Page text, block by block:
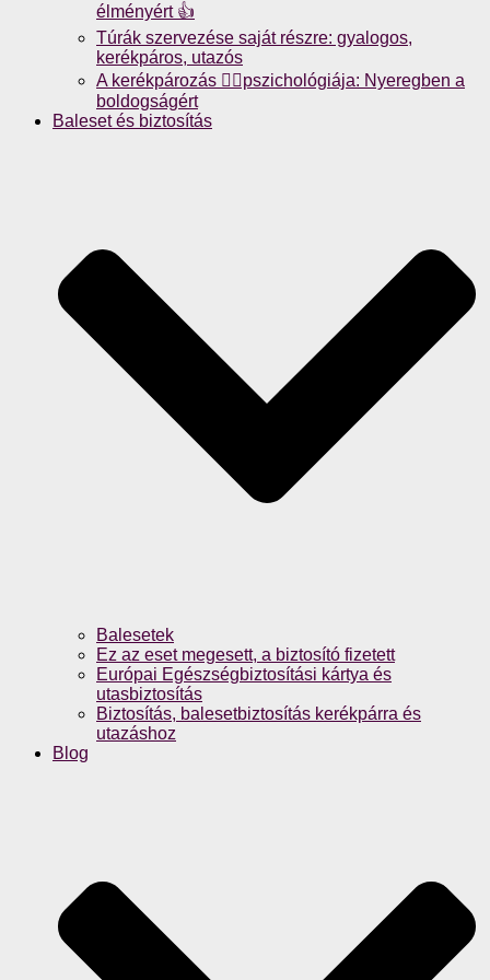
élményért 👍
Túrák szervezése saját részre: gyalogos,
kerékpáros, utazós
A kerékpározás 🚴‍♀️pszichológiája: Nyeregben a
boldogságért
Baleset és biztosítás
Balesetek
Ez az eset megesett, a biztosító fizetett
Európai Egészségbiztosítási kártya és
utasbiztosítás
Biztosítás, balesetbiztosítás kerékpárra és
utazáshoz
Blog